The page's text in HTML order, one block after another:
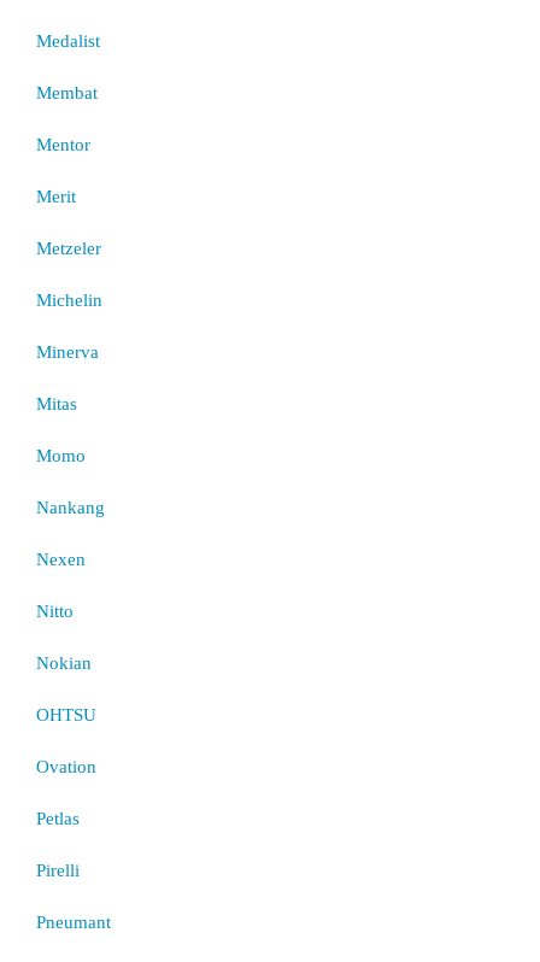
Medalist
Membat
Mentor
Merit
Metzeler
Michelin
Minerva
Mitas
Momo
Nankang
Nexen
Nitto
Nokian
OHTSU
Ovation
Petlas
Pirelli
Pneumant